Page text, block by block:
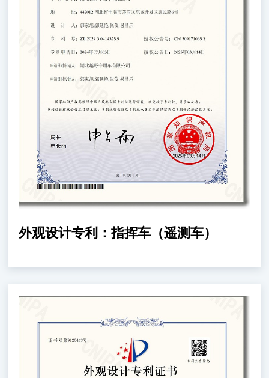
外观设计专利：指挥车（遥测车）